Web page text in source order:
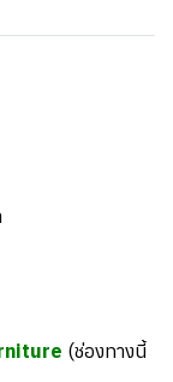
(ช่องทางนี้